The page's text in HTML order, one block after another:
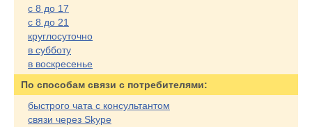
с 8 до 17
с 8 до 21
круглосуточно
в субботу
в воскресенье
По cпособам связи с потребителями:
быстрого чата с консультантом
связи через Skype